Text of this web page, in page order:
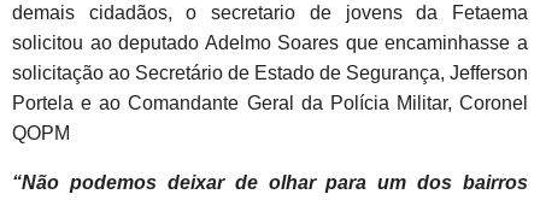
demais cidadãos, o secretario de jovens da Fetaema
solicitou ao deputado Adelmo Soares que encaminhasse a
solicitação ao Secretário de Estado de Segurança, Jefferson
Portela e ao Comandante Geral da Polícia Militar, Coronel
QOPM
“Não podemos deixar de olhar para um dos bairros